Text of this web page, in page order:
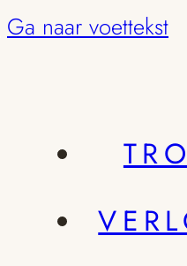
Ga naar voettekst